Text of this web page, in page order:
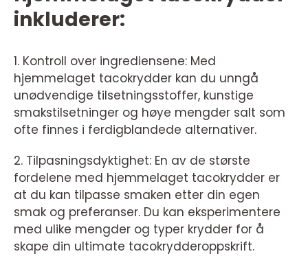
inkluderer:
1. Kontroll over ingrediensene: Med
hjemmelaget tacokrydder kan du unngå
unødvendige tilsetningsstoffer, kunstige
smakstilsetninger og høye mengder salt som
ofte finnes i ferdigblandede alternativer.
2. Tilpasningsdyktighet: En av de største
fordelene med hjemmelaget tacokrydder er
at du kan tilpasse smaken etter din egen
smak og preferanser. Du kan eksperimentere
med ulike mengder og typer krydder for å
skape din ultimate tacokrydderoppskrift.